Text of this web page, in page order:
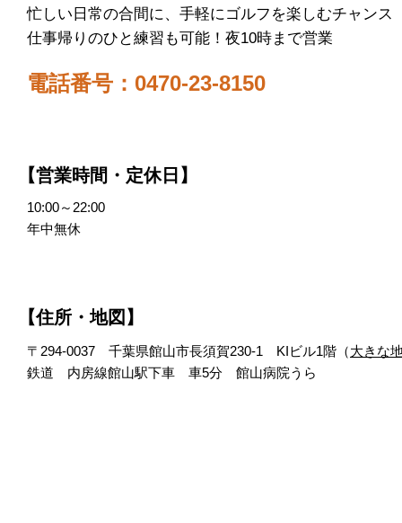
忙しい日常の合間に、手軽にゴルフを楽しむチャンス
仕事帰りのひと練習も可能！夜10時まで営業
電話番号：0470-23-8150
【営業時間・定休日】
10:00～22:00
年中無休
【住所・地図】
〒294-0037 千葉県館山市長須賀230-1 KIビル1階（大きな
鉄道 内房線館山駅下車 車5分 館山病院うら